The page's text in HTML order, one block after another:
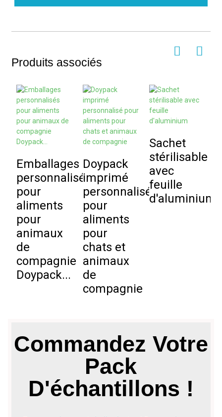
Produits associés
Emballages
personnalisés
pour
aliments
pour
animaux
de
compagnie
Doypack...
Doypack
imprimé
personnalisé
pour
aliments
pour
chats et
animaux
de
compagnie
Sachet
stérilisable
avec
feuille
d'aluminium
Commandez Votre
Pack
D'échantillons !